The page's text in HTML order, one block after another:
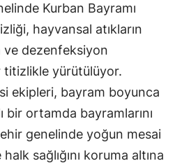
Kurban Bayramı
hayvansal atıkların
ve dezenfeksiyon
titizlikle yürütülüyor.
ekipleri, bayram boyunca
bir ortamda bayramlarını
genelinde yoğun mesai
sağlığını koruma altına